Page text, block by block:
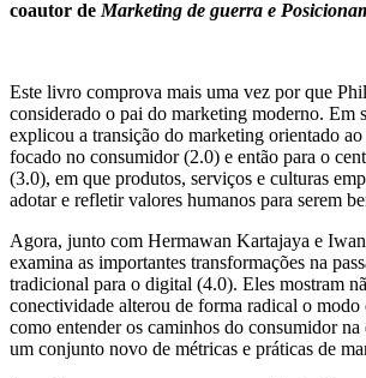
coautor de Marketing de guerra e
Este livro comprova mais uma vez por que
considerado o pai do marketing moderno. Em
explicou a transição do marketing orientado
focado no consumidor (2.0) e então para o
(3.0), em que produtos, serviços e culturas
adotar e refletir valores humanos para serem
Agora, junto com Hermawan Kartajaya e
examina as importantes transformações na
tradicional para o digital (4.0). Eles mostram
conectividade alterou de forma radical o
como entender os caminhos do consumidor
um conjunto novo de métricas e práticas de